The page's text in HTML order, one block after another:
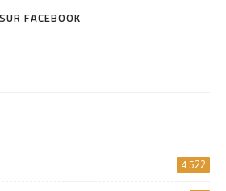
FACEBOOK
4 522